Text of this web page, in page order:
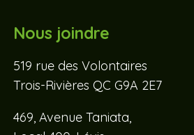
Nous joindre
519 rue des Volontaires
Trois-Rivières QC G9A 2E7
469, Avenue Taniata,